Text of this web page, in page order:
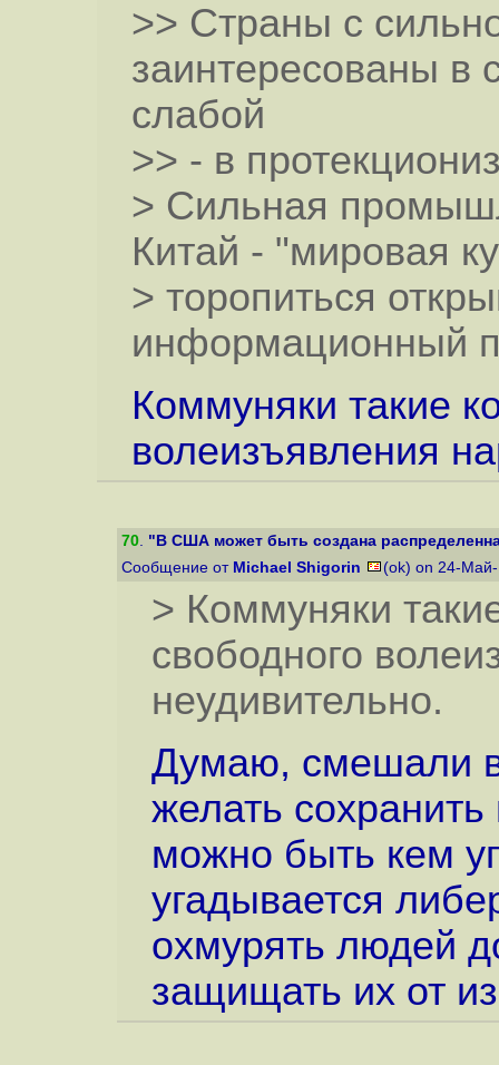
>> Страны с
заинтересованы в
слабой
>> - в
> Сильная
Китай - "мировая
> торопиться
информационный
Коммуняки такие
волеизъявления
70. "В США может быть создана
Сообщение от Michael Shigorin (ok) on 24-
> Коммуняки
свободного
неудивительно.
Думаю, смешали в
желать
можно быть кем
угадывается
охмурять людей
защищать их от